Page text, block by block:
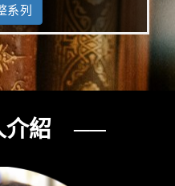
系列
介紹 ──